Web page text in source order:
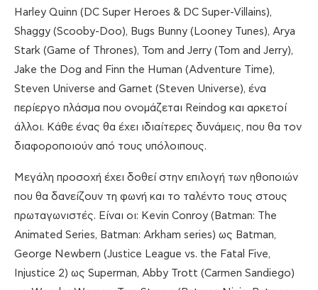
Harley Quinn (DC Super Heroes & DC Super-Villains),
Shaggy (Scooby-Doo), Bugs Bunny (Looney Tunes), Arya
Stark (Game of Thrones), Tom and Jerry (Tom and Jerry),
Jake the Dog and Finn the Human (Adventure Time),
Steven Universe and Garnet (Steven Universe), ένα
περίεργο πλάσμα που ονομάζεται Reindog και αρκετοί
άλλοι. Κάθε ένας θα έχει ιδιαίτερες δυνάμεις, που θα τον
διαφοροποιούν από τους υπόλοιπους.
Μεγάλη προσοχή έχει δοθεί στην επιλογή των ηθοποιών
που θα δανείζουν τη φωνή και το ταλέντο τους στους
πρωταγωνιστές. Είναι οι: Kevin Conroy (Batman: The
Animated Series, Batman: Arkham series) ως Batman,
George Newbern (Justice League vs. the Fatal Five,
Injustice 2) ως Superman, Abby Trott (Carmen Sandiego)